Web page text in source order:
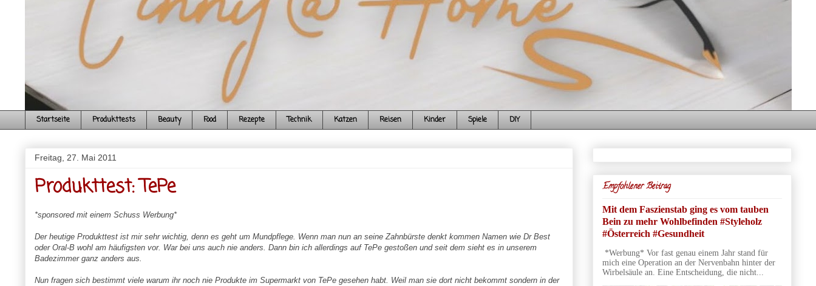
Startseite Produkttests Beauty Food Rezepte Technik Katzen Reisen Kinder Spiele DIY
Freitag, 27. Mai 2011
Produkttest: TePe
*sponsored mit einem Schuss Werbung*
Der heutige Produkttest ist mir sehr wichtig, denn es geht um Mundpflege. Wenn man nun an seine Zahnbürste denkt kommen Namen wie Dr Best
oder Oral-B wohl am häufigsten vor. War bei uns auch nie anders. Dann bin ich allerdings auf TePe gestoßenund seit dem sieht es in unserem
Badezimmer ganz anders aus.
Nun fragen sich bestimmt viele warum ihr noch nie Produkte im Supermarkt von TePegesehen habt. Weil man sie dort nicht bekommt sondern in der
Empfohlener Beitrag
Mit dem Faszienstab ging es vom tauben
Bein zu mehr Wohlbefinden #Styleholz
#Österreich #Gesundheit
*Werbung* Vor fast genau einem Jahr stand für
mich eine Operation an der Nervenbahn hinter der
Wirbelsäule an. Eine Entscheidung, die nicht...